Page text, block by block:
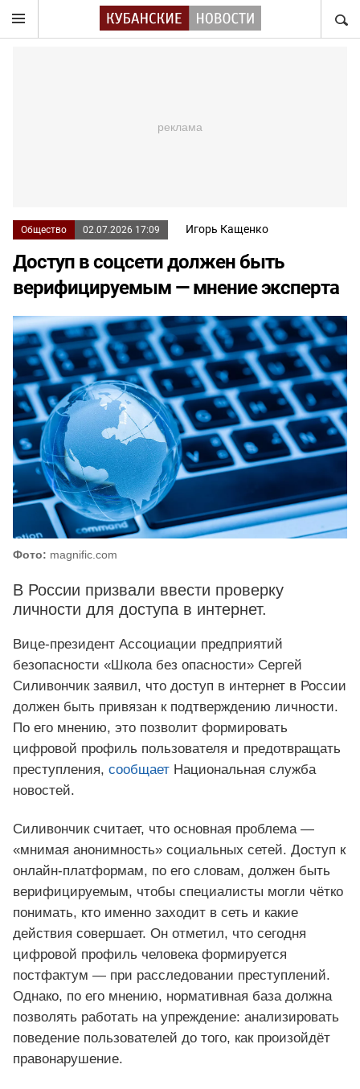
Общество 02.07.2026 17:09 Игорь Кащенко
Доступ в соцсети должен быть
верифицируемым — мнение эксперта
Фото: magnific.com
В России призвали ввести проверку
личности для доступа в интернет.
Вице-президент Ассоциации предприятий
безопасности «Школа без опасности» Сергей
Силивончик заявил, что доступ в интернет в России
должен быть привязан к подтверждению личности.
По его мнению, это позволит формировать
цифровой профиль пользователя и предотвращать
преступления, сообщает Национальная служба
новостей.
Силивончик считает, что основная проблема —
«мнимая анонимность» социальных сетей. Доступ к
онлайн-платформам, по его словам, должен быть
верифицируемым, чтобы специалисты могли чётко
понимать, кто именно заходит в сеть и какие
действия совершает. Он отметил, что сегодня
цифровой профиль человека формируется
постфактум — при расследовании преступлений.
Однако, по его мнению, нормативная база должна
позволять работать на упреждение: анализировать
поведение пользователей до того, как произойдёт
правонарушение.